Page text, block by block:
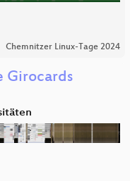
Chemnitzer Linux-Tage 2024
Girocards